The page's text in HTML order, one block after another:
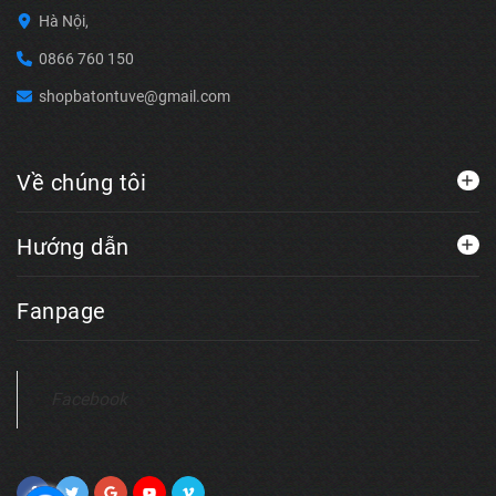
Hà Nội,
0866 760 150
shopbatontuve@gmail.com
Về chúng tôi
Hướng dẫn
Fanpage
Facebook